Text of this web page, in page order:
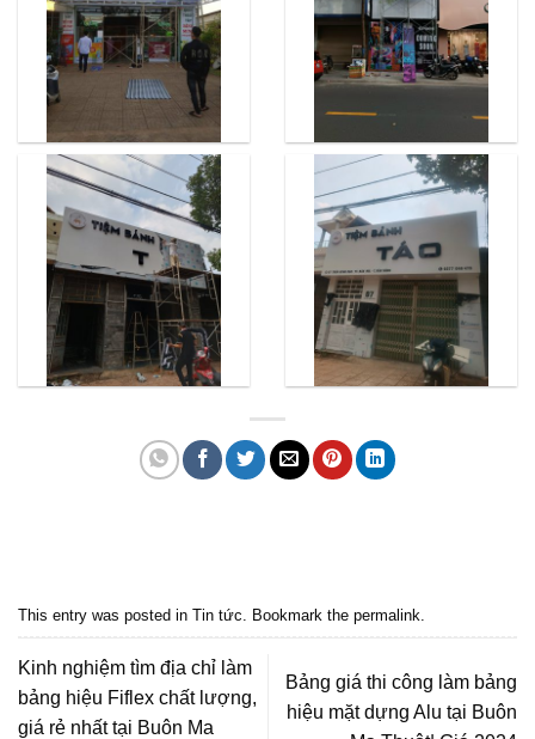
This entry was posted in Tin tức . Bookmark the permalink
Kinh nghiệm tìm địa chỉ làm
bảng hiệu Fiflex chất lượng,
giá rẻ nhất tại Buôn Ma
Bảng giá thi công làm bảng
hiệu mặt dựng Alu tại Buôn